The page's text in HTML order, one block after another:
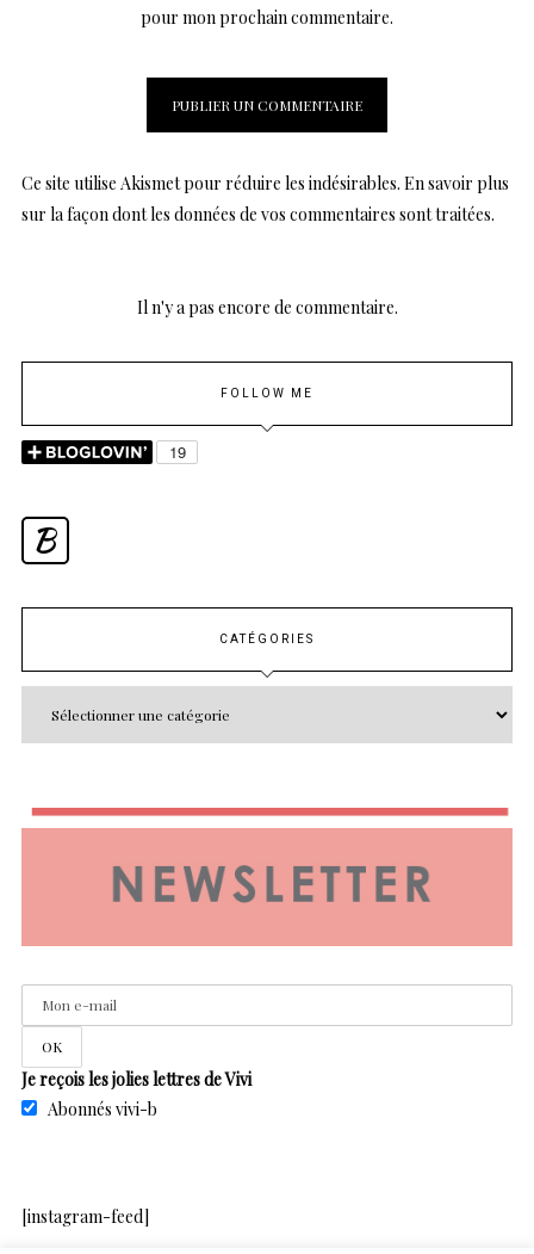
pour mon prochain commentaire.
Ce site utilise Akismet pour réduire les indésirables. En savoir plus
sur la façon dont les données de vos commentaires sont traitées.
Il n'y a pas encore de commentaire.
FOLLOW ME
B
CATÉGORIES
Je reçois les jolies lettres de Vivi
Abonnés vivi-b
[instagram-feed]